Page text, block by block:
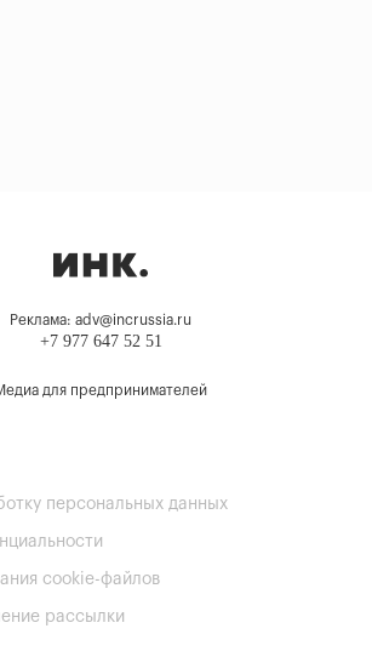
Реклама: adv@incrussia.ru
+7 977 647 52 51
для предпринимателей
персональных данных
cookie-файлов
рассылки